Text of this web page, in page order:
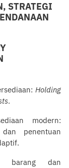
STRATEGI
Holding
.
modern:
penentuan
barang dan